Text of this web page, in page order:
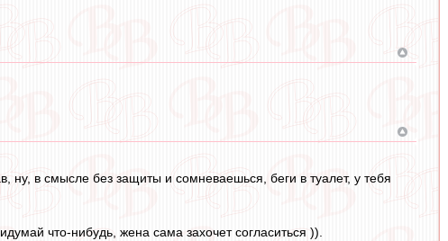
ну, в смысле без защиты и сомневаешься, беги в туалет, у тебя
что-нибудь, жена сама захочет согласиться )).